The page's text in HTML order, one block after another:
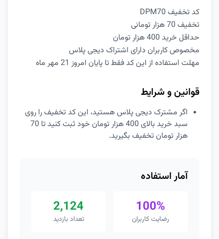
کد تخفیف DPM70
تخفیف 70 هزار تومانی
حداقل خرید 400 هزار تومان
مخصوص کاربران دارای اشتراک دیجی پلاس
مهلت استفاده از این کد فقط تا پایان امروز 21 مهر ماه
قوانین و شرایط
اگر مشترک دیجی پلاس هستید، این کد تخفیف را روی
سبد خرید بالای 400 هزار تومان خود ثبت کنید تا 70
هزار تومان تخفیف بگیرید.
آمار استفاده
100%
رضایت کاربران
2,124
تعداد بازدید